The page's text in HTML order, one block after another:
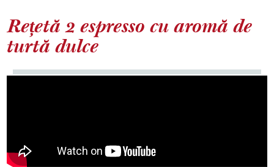
Rețetă 2 espresso cu aromă de
turtă dulce